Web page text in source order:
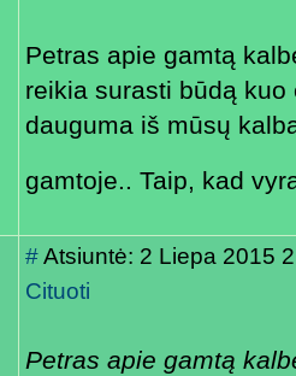
Petras apie gamtą
reikia surasti būdą
dauguma iš mūsų
gamtoje.. Taip, kad
#Atsiuntė: 2 Liepa 2015
Cituoti
Petras apie gamtą